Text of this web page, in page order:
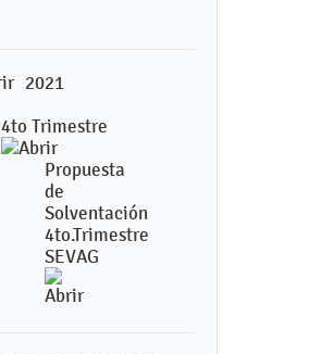
2021
4to Trimestre
Propuesta
de
Solventación
4to.Trimestre
SEVAG